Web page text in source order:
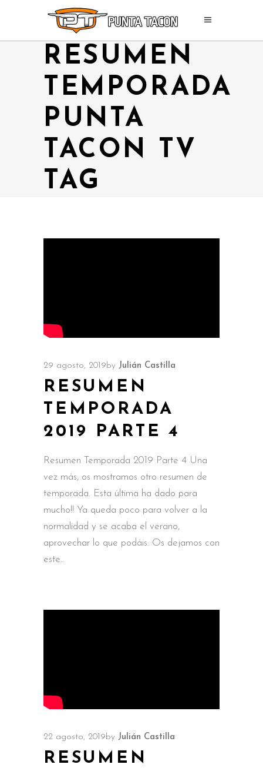
RESUMEN
TEMPORADA
PUNTA
TACON TV
TAG
29 agosto, 2019 by Julián Castilla
RESUMEN
TEMPORADA
2019 PARTE 4
Resumen Temporada 2019 Parte 4 Una
vez más, os mostramos otro resumen de
temporada. Esta última ha dado para
mucho!! Ya queda poco para volver a la
normalidad y se acaba el verano,
aprovechar lo que podáis. Os dejamos con
este
22 agosto, 2019 by Julián Castilla
RESUMEN